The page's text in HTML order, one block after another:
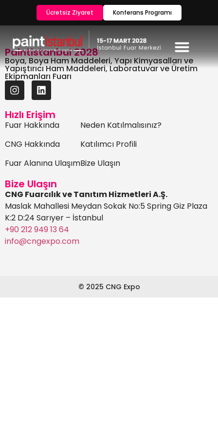
Ücretsiz Ziyaret Konferans Programı
Paintistanbul 2028
Boya, Boya Ham Maddeleri, Yapı Kimyasalları ve
Yapıştırıcı Ham Maddeleri, Laboratuvar ve Üretim
Ekipmanları Fuarı
Hızlı Erişim
Fuar Hakkında
CNG Hakkında
Fuar Alanına Ulaşım
Neden Katılmalısınız?
Katılımcı Profili
Bize Ulaşın
Bize Ulaşın
CNG Fuarcılık ve Tanıtım Hizmetleri A.Ş.
Maslak Mahallesi Meydan Sokak No:5 Spring Giz Plaza
K:2 D:24 Sarıyer – İstanbul
+90 212 949 13 64
info@cngexpo.com
© 2025 CNG Expo